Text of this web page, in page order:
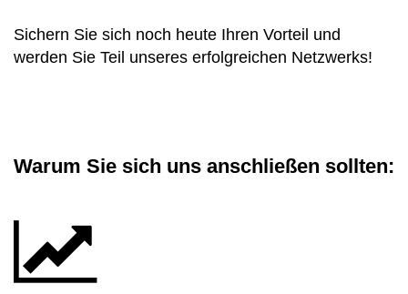
Klappfenster
Renovationsfenster
Faltschiebetüren Holz
Raffstoren konfigurieren
Rollläden Übersicht
Fensterläden
Erklärvideos
Dreiecksfenster
Innenfenster
Sichern Sie sich noch heute Ihren Vorteil und
werden Sie Teil unseres erfolgreichen Netzwerks!
Warum Sie sich uns anschließen sollten: